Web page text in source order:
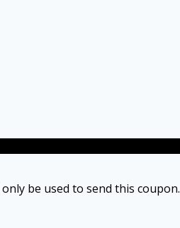
be used to send this coupon.